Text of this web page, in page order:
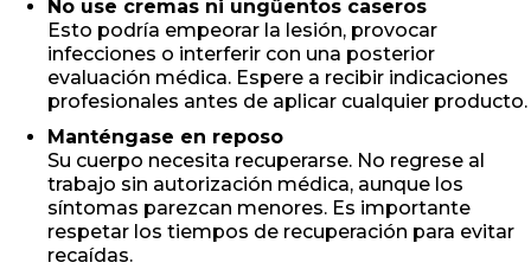
No use cremas ni ungüentos caseros
Esto podría empeorar la lesión, provocar
infecciones o interferir con una posterior
evaluación médica. Espere a recibir indicaciones
profesionales antes de aplicar cualquier producto.
Manténgase en reposo
Su cuerpo necesita recuperarse. No regrese al
trabajo sin autorización médica, aunque los
síntomas parezcan menores. Es importante
respetar los tiempos de recuperación para evitar
recaídas.